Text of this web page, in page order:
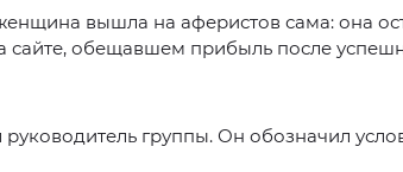
вышла на аферистов сама: она
сайте, обещавшем прибыль после
группы. Он обозначил